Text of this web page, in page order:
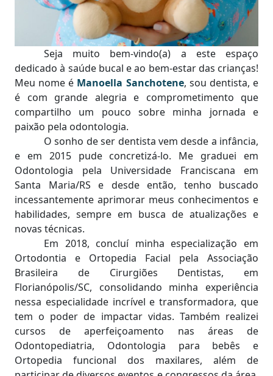
Seja muito bem-vindo(a) a este espaço
dedicado à saúde bucal e ao bem-estar das crianças!
Meu nome é Manoella Sanchotene, sou dentista, e
é com grande alegria e comprometimento que
compartilho um pouco sobre minha jornada e
paixão pela odontologia.
O sonho de ser dentista vem desde a infância,
e em 2015 pude concretizá-lo. Me graduei em
Odontologia pela Universidade Franciscana em
Santa Maria/RS e desde então, tenho buscado
incessantemente aprimorar meus conhecimentos e
habilidades, sempre em busca de atualizações e
novas técnicas.
Em 2018, concluí minha especialização em
Ortodontia e Ortopedia Facial pela Associação
Brasileira de Cirurgiões Dentistas, em
Florianópolis/SC, consolidando minha experiência
nessa especialidade incrível e transformadora, que
tem o poder de impactar vidas. Também realizei
cursos de aperfeiçoamento nas áreas de
Odontopediatria, Odontologia para bebês e
Ortopedia funcional dos maxilares, além de